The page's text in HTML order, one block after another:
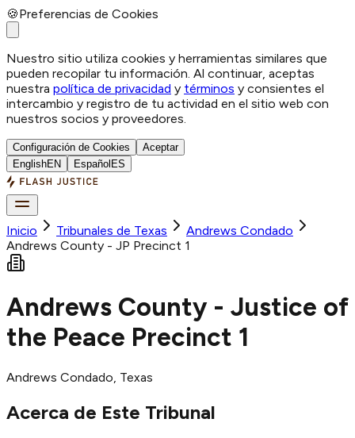
🍪Preferencias de Cookies
Nuestro sitio utiliza cookies y herramientas similares que
pueden recopilar tu información. Al continuar, aceptas
nuestra política de privacidad y términos y consientes el
intercambio y registro de tu actividad en el sitio web con
nuestros socios y proveedores.
Configuración de Cookies
Aceptar
EnglishEN Español ES
Inicio Tribunales de Texas Andrews Condado
Andrews County - JP Precinct 1
Andrews County - Justice of
the Peace Precinct 1
Andrews Condado, Texas
Acerca de Este Tribunal